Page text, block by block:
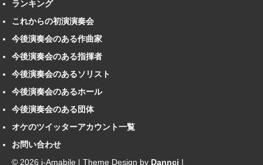
ランキング
これからの初演演奏会
今後演奏会のある作曲家
今後演奏会のある指揮者
今後演奏会のあるソリスト
今後演奏会のあるホール
今後演奏会のある団体
オケのツイッターアカウント一覧
お問い合わせ
© 2026 i-Amabile | Theme Design by Dannci |